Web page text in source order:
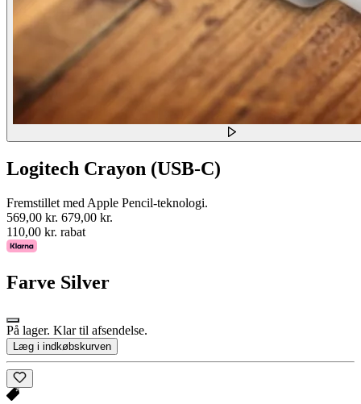
Logitech Crayon (USB-C)
Fremstillet med Apple Pencil-teknologi.
569,00 kr. 679,00 kr.
110,00 kr. rabat
Farve Silver
På lager. Klar til afsendelse.
Læg i indkøbskurven